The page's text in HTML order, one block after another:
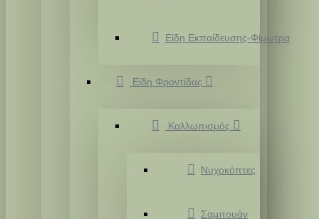
Είδη Εκπαίδευσης-Φίμωτρα
Είδη Φροντίδας
Καλλωπισμός
Νυχοκόπτες
Σαμπουάν